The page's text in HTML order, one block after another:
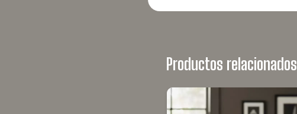
Productos relacionados